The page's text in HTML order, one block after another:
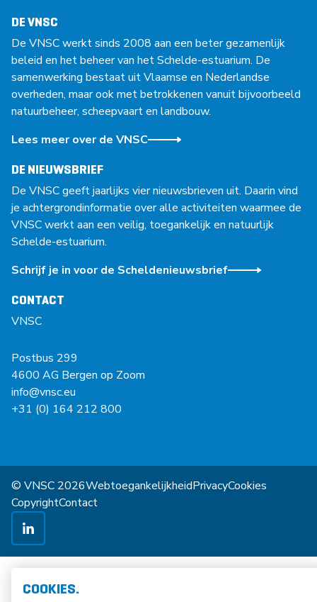
DE VNSC
De VNSC werkt sinds 2008 aan een beter gezamenlijk
beleid en het beheer van het Schelde-estuarium. De
samenwerking bestaat uit Vlaamse en Nederlandse
overheden, maar ook met betrokkenen vanuit bijvoorbeeld
natuurbeheer, scheepvaart en landbouw.
Lees meer over de VNSC
DE NIEUWSBRIEF
De VNSC geeft jaarlijks vier nieuwsbrieven uit. Daarin vind
je achtergrondinformatie over alle activiteiten waarmee de
VNSC werkt aan een veilig, toegankelijk en natuurlijk
Schelde-estuarium.
Schrijf je in voor de Scheldenieuwsbrief
CONTACT
VNSC
Postbus 299
4600 AG Bergen op Zoom
info@vnsc.eu
+31 (0) 164 212 800
© VNSC 2026WebtoegankelijkheidPrivacyCookies
CopyrightContact
COOKIES.